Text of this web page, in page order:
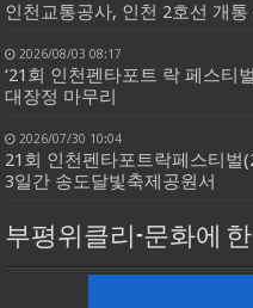
인천교통공사, 인천 2호선 개
2026/08/03 08:17
‘21회 인천펜타포트 락 페스티
대장정 마무리
2026/07/30 10:04
21회 인천펜타포트락페스티
3일간 송도달빛축제공원서
부평위클리-문화에 한